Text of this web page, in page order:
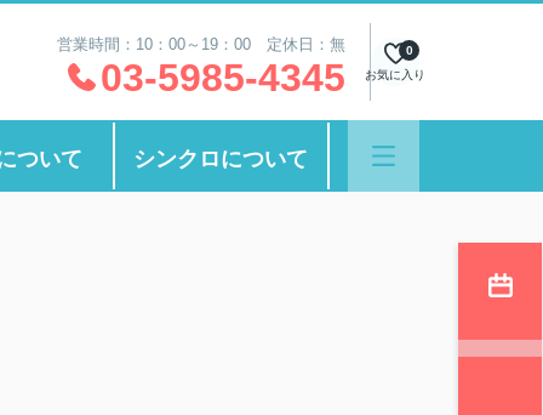
営業時間：10：00～19：00 定休日：無
03-5985-4345 お気に入り
0
ついて シンクロについて